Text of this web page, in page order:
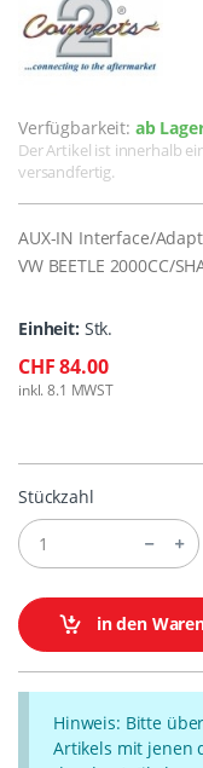
Verfügbarkeit: ab
Der Artikel ist innerhalb
versandfertig.
AUX-IN Interface/
VW BEETLE 2000CC/
Einheit: Stk.
CHF 84.00
inkl. 8.1 MWST
Stückzahl
in den
Hinweis: Bitte
Artikels mit jenen